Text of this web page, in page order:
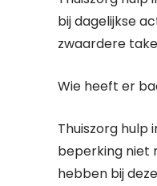
bij dagelijkse
zwaardere
Wie heeft er
Thuiszorg hulp
beperking niet
hebben bij